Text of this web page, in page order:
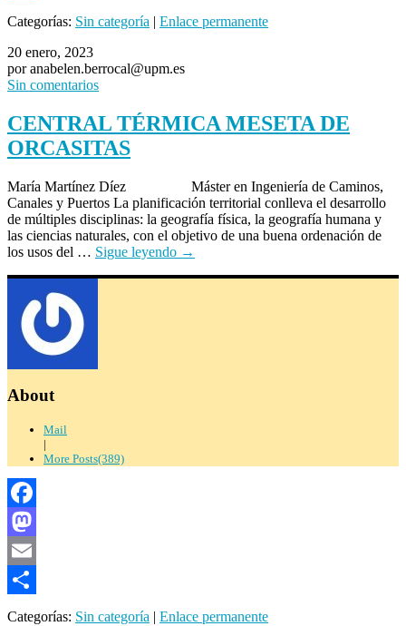
Compartir
Categorías: Sin categoría | Enlace permanente
20 enero, 2023
por anabelen.berrocal@upm.es
Sin comentarios
CENTRAL TÉRMICA MESETA DE
ORCASITAS
María Martínez Díez Máster en Ingeniería de Caminos,
Canales y Puertos La planificación territorial conlleva el desarrollo
de múltiples disciplinas: la geografía física, la geografía humana y
las ciencias naturales, con el objetivo de una buena ordenación de
los usos del … Sigue leyendo →
About
Mail
|
More Posts(389)
Facebook
Mastodon
Email
Compartir
Categorías: Sin categoría | Enlace permanente